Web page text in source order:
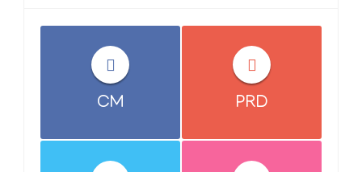
CM PRD